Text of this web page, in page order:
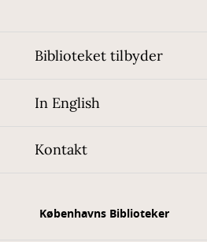
Biblioteket tilbyder
In English
Kontakt
Københavns Biblioteker